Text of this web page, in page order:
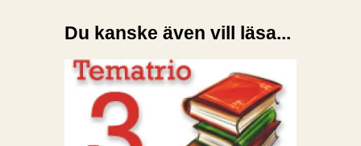
Du kanske även vill läsa...